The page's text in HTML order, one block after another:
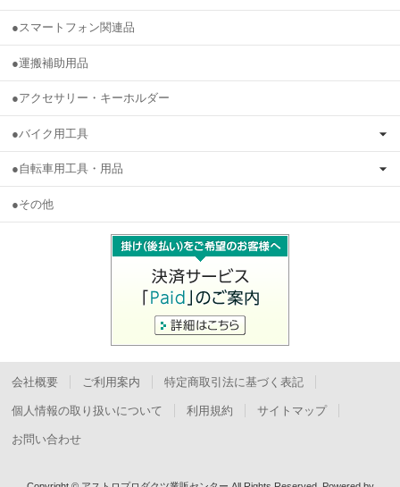
●スマートフォン関連品
●運搬補助用品
●アクセサリー・キーホルダー
●バイク用工具
●自転車用工具・用品
●その他
会社概要 ご利用案内 特定商取引法に基づく表記
個人情報の取り扱いについて 利用規約 サイトマップ
お問い合わせ